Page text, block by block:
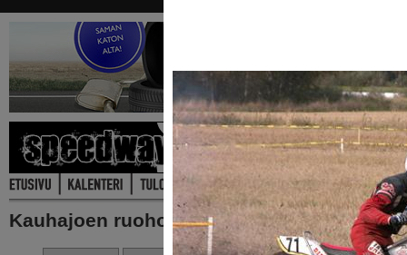
Kauhajoen ruohorata